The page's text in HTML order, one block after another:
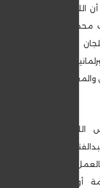
محمد أبوالعينين، وكيل
النوعية بالمجلس،
للأحزاب، وعدد
والمعارضة.
اللجنة الخاصة الشكر
السيسي على
على تحقيق عدد من
أوليات للمرحلة